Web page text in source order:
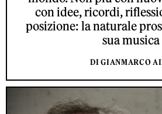
con idee, ricordi,
posizione: la naturale
sua musica
DI GIANMARCO